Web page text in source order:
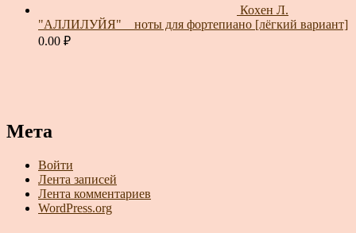
Кохен Л.
"АЛЛИЛУЙЯ" _ ноты для фортепиано [лёгкий вариант]
0.00 ₽
Мета
Войти
Лента записей
Лента комментариев
WordPress.org